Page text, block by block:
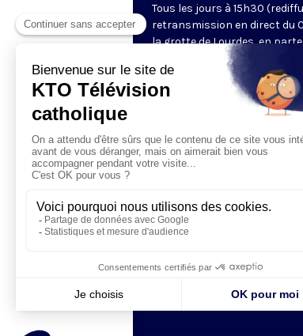
Tous les jours à 15h30
retransmission en direct du
la grotte de Lourdes, en
Sanctuaires. Chaque jour,
méditations des mystères
proposée en communion de
Visiter la page de